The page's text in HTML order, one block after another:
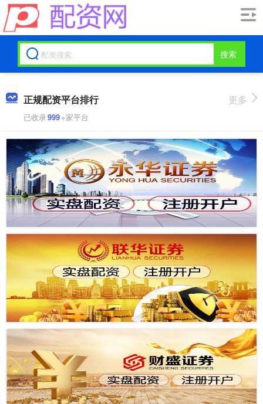
搜索
正规配资平台排行
已收录999+家平台
更多